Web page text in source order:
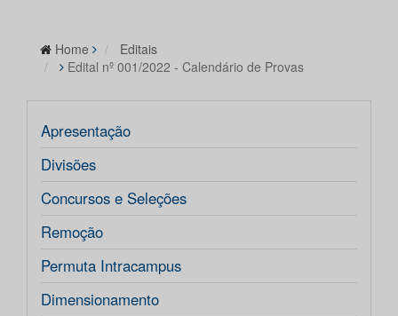
Home
Editais
Edital nº 001/2022 - Calendário de Provas
Apresentação
Divisões
Concursos e Seleções
Remoção
Permuta Intracampus
Dimensionamento